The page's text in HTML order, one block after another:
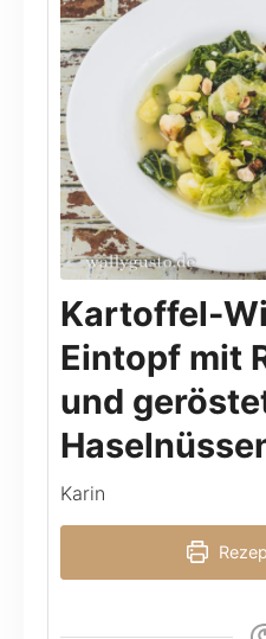
Kartoffel-
Eintopf mit
und
Karin